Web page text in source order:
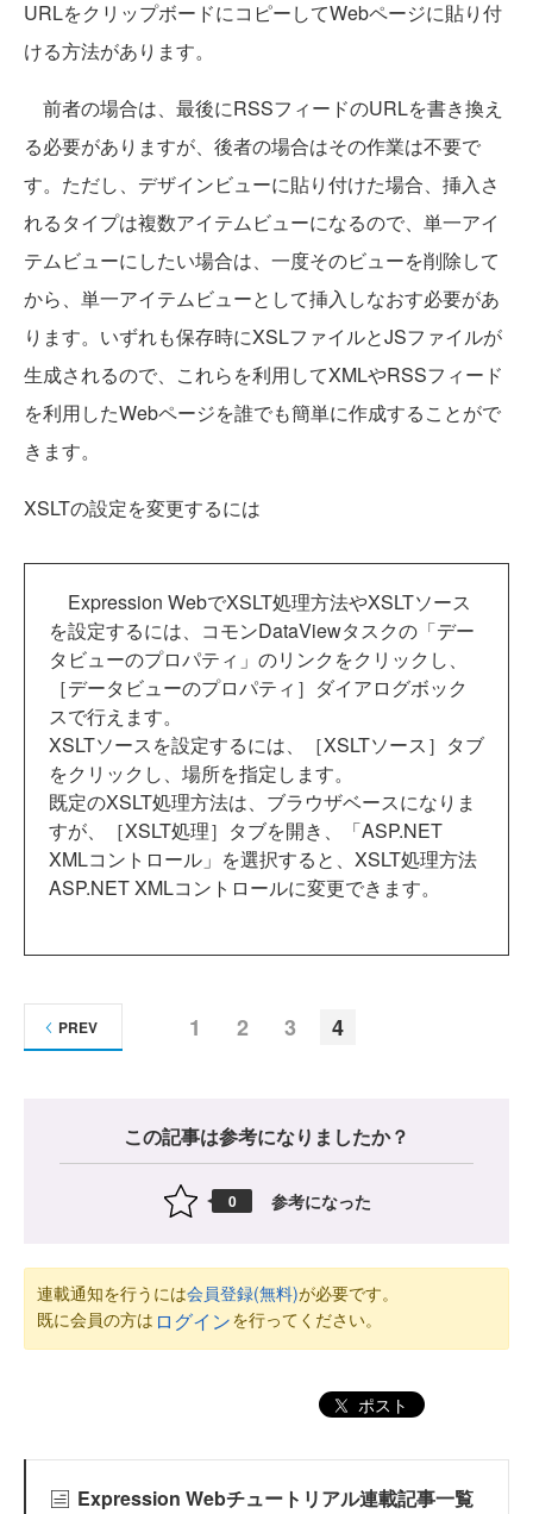
URLをクリップボードにコピーしてWebページに貼り付
ける方法があります。
前者の場合は、最後にRSSフィードのURLを書き換え
る必要がありますが、後者の場合はその作業は不要で
す。ただし、デザインビューに貼り付けた場合、挿入さ
れるタイプは複数アイテムビューになるので、単一アイ
テムビューにしたい場合は、一度そのビューを削除して
から、単一アイテムビューとして挿入しなおす必要があ
ります。いずれも保存時にXSLファイルとJSファイルが
生成されるので、これらを利用してXMLやRSSフィード
を利用したWebページを誰でも簡単に作成することがで
きます。
XSLTの設定を変更するには
Expression WebでXSLT処理方法やXSLTソース
を設定するには、コモンDataViewタスクの「デー
タビューのプロパティ」のリンクをクリックし、
［データビューのプロパティ］ダイアログボック
スで行えます。
XSLTソースを設定するには、［XSLTソース］タブ
をクリックし、場所を指定します。
既定のXSLT処理方法は、ブラウザベースになりま
すが、［XSLT処理］タブを開き、「ASP.NET
XMLコントロール」を選択すると、XSLT処理方法
ASP.NET XMLコントロールに変更できます。
1 2 3 4
PREV
この記事は参考になりましたか？
0 参考になった
連載通知を行うには会員登録(無料)が必要です。
既に会員の方は ログインを行ってください。
ポスト
Expression Webチュートリアル連載記事一覧